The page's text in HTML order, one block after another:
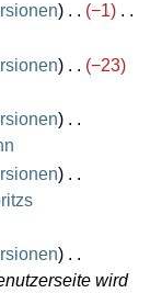
−1
−23
wird